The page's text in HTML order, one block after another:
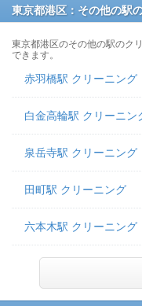
東京都港区：その他の駅
東京都港区のその他の駅のク
できます。
赤羽橋駅 クリーニング
白金高輪駅 クリーニン
泉岳寺駅 クリーニング
田町駅 クリーニング
六本木駅 クリーニング